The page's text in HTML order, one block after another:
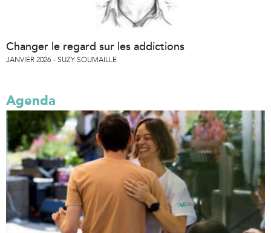
Changer le regard sur les addictions
JANVIER 2026 SUZY SOUMAILLE
Agenda